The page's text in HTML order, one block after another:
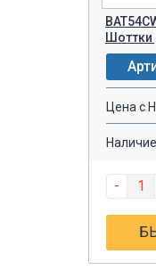
Шоттки
Цена с
Наличие
-